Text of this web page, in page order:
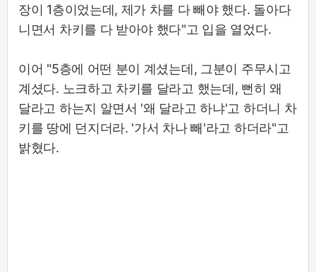
장이 1층이었는데, 제가 차를 다 빼야 했다. 돌아다
니면서 차키를 다 받아야 했다"고 입을 열었다.
이어 "5층에 어떤 분이 계셨는데, 그분이 주무시고
계셨다. 노크하고 차키를 달라고 했는데, 뻔히 왜
달라고 하는지 알면서 '왜 달라고 하냐'고 하더니 차
키를 땅에 던지더라. '가서 차나 빼'라고 하더라"고
밝혔다.